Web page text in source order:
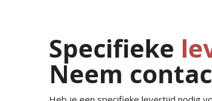
Specifieke
Neem